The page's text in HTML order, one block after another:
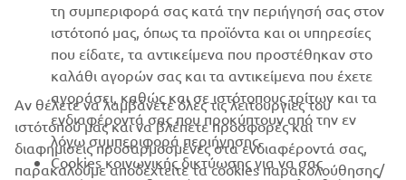
ΕΝΗΜΕΡΩΤΙΚΟ ΔΕΛΤΙΟ
Γίνετε ο πρώτος που θα μάθετε για τις τελευταίες προσφορές, τις
ειδικές εκδηλώσεις, τις νέες κυκλοφορίες και πολλά άλλα
ΕΓΓΡΑΦΉ
τη συμπεριφορά σας κατά την περιήγησή σας στον
ιστότοπό μας, όπως τα προϊόντα και οι υπηρεσίες
που είδατε, τα αντικείμενα που προστέθηκαν στο
καλάθι αγορών σας και τα αντικείμενα που έχετε
αγοράσει, καθώς και σε ιστότοπους τρίτων και τα
ενδιαφέροντά σας που προκύπτουν από την εν
λόγω συμπεριφορά περιήγησης.
Cookies κοινωνικής δικτύωσης για να σας
Αν θέλετε να λαμβάνετε όλες τις λειτουργίες του
ιστότοπού μας και να βλέπετε προσφορές και
διαφημίσεις προσαρμοσμένες στα ενδιαφέροντά σας,
παρακαλούμε αποδεχτείτε τα cookies παρακολούθησης/